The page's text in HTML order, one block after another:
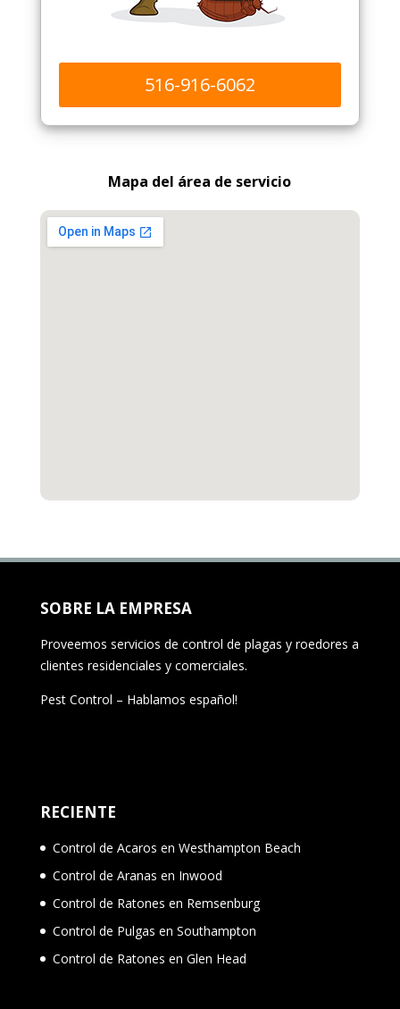
516-916-6062
Mapa del área de servicio
SOBRE LA EMPRESA
Proveemos servicios de control de plagas y roedores a
clientes residenciales y comerciales.
Pest Control – Hablamos español!
RECIENTE
Control de Acaros en Westhampton Beach
Control de Aranas en Inwood
Control de Ratones en Remsenburg
Control de Pulgas en Southampton
Control de Ratones en Glen Head